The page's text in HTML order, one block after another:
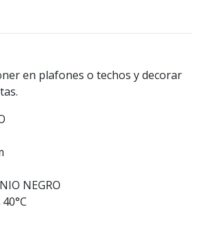
en plafones o techos y decorar
NEGRO